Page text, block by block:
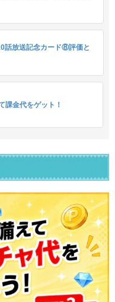
話放送記念カード⑧評価と
課金代をゲット！